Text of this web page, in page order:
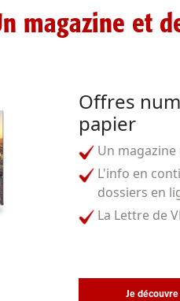
magazine et
Offres
papier
Un magazine
L'info en
dossiers en
La Lettre de
Je